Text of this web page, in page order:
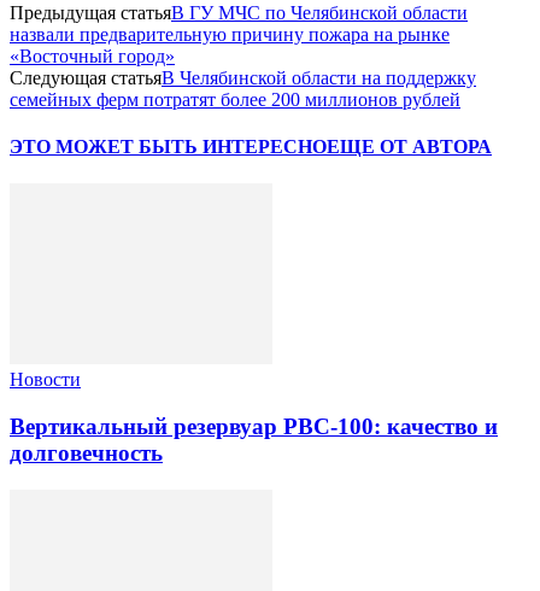
Предыдущая статьяВ ГУ МЧС по Челябинской области
назвали предварительную причину пожара на рынке
«Восточный город»
Следующая статьяВ Челябинской области на поддержку
семейных ферм потратят более 200 миллионов рублей
ЭТО МОЖЕТ БЫТЬ ИНТЕРЕСНОЕЩЕ ОТ АВТОРА
Новости
Вертикальный резервуар РВС-100: качество и
долговечность